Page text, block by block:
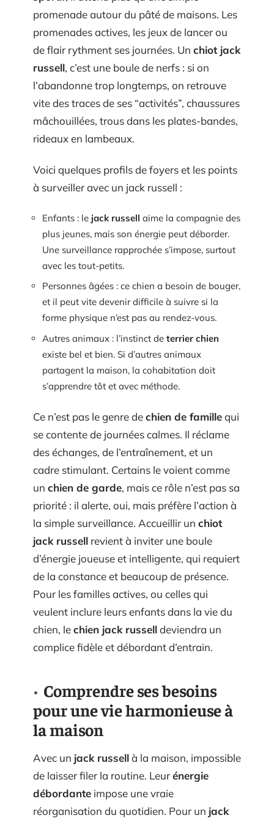
promenade autour du pâté de maisons. Les
promenades actives, les jeux de lancer ou
de flair rythment ses journées. Un chiot jack
russell, c’est une boule de nerfs : si on
l’abandonne trop longtemps, on retrouve
vite des traces de ses “activités”, chaussures
mâchouillées, trous dans les plates-bandes,
rideaux en lambeaux.
Voici quelques profils de foyers et les points
à surveiller avec un jack russell :
Enfants : le jack russell aime la compagnie des
plus jeunes, mais son énergie peut déborder.
Une surveillance rapprochée s’impose, surtout
avec les tout-petits.
Personnes âgées : ce chien a besoin de bouger,
et il peut vite devenir difficile à suivre si la
forme physique n’est pas au rendez-vous.
Autres animaux : l’instinct de terrier chien
existe bel et bien. Si d’autres animaux
partagent la maison, la cohabitation doit
s’apprendre tôt et avec méthode.
Ce n’est pas le genre dechien de famillequi
se contente de journées calmes. Il réclame
des échanges, de l’entraînement, et un
cadre stimulant. Certains le voient comme
un chien de garde, mais ce rôle n’est pas sa
priorité : il alerte, oui, mais préfère l’action à
la simple surveillance. Accueillir un chiot
jack russell revient à inviter une boule
d’énergie joueuse et intelligente, qui requiert
de la constance et beaucoup de présence.
Pour les familles actives, ou celles qui
veulent inclure leurs enfants dans la vie du
chien, lechien jack russelldeviendra un
complice fidèle et débordant d’entrain.
Comprendre ses besoins
pour une vie harmonieuse à
la maison
Avec un jack russellà la maison, impossible
de laisser filer la routine. Leurénergie
débordante impose une vraie
réorganisation du quotidien. Pour un jack